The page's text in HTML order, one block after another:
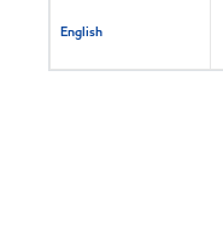
English